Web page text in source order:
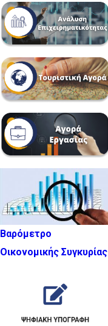
Βαρόμετρο
Οικονομικής Συγκυρίας